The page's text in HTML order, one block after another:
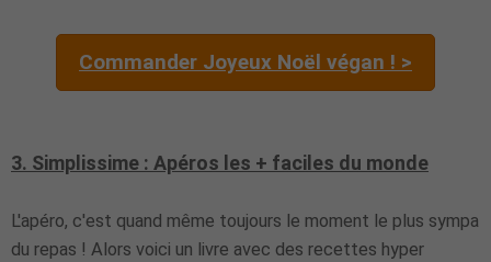
Commander Joyeux Noël végan ! >
3. Simplissime : Apéros les + faciles du monde
L'apéro, c'est quand même toujours le moment le plus sympa
du repas ! Alors voici un livre avec des recettes hyper